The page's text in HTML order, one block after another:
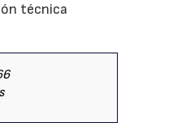
técnica